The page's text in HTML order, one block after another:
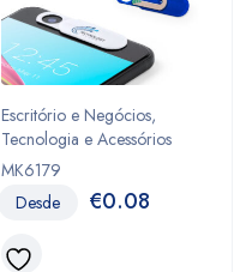
Escritório e Negócios,
Tecnologia e Acessórios
MK6179
Desde €0.08